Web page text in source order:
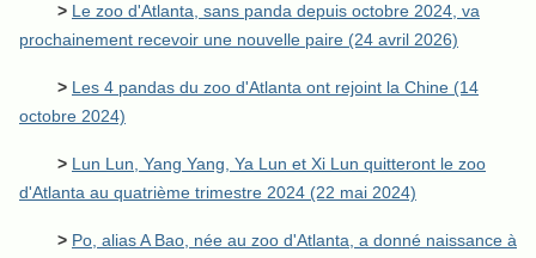
> Le zoo d'Atlanta, sans panda depuis octobre 2024, va
prochainement recevoir une nouvelle paire (24 avril 2026)
> Les 4 pandas du zoo d'Atlanta ont rejoint la Chine (14
octobre 2024)
> Lun Lun, Yang Yang, Ya Lun et Xi Lun quitteront le zoo
d'Atlanta au quatrième trimestre 2024 (22 mai 2024)
> Po, alias A Bao, née au zoo d'Atlanta, a donné naissance à